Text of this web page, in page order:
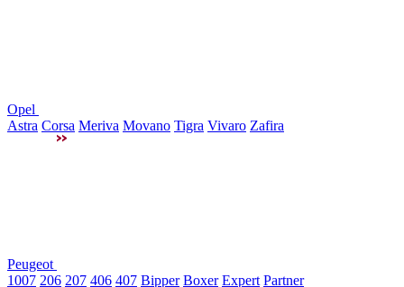
Opel
Astra Corsa Meriva Movano Tigra Vivaro Zafira
Peugeot
1007 206 207 406 407 Bipper Boxer Expert Partner